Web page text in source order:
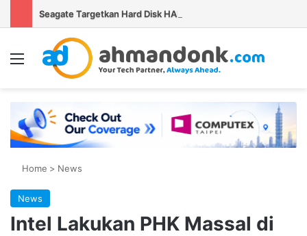
Menu
Home > News
News
Intel Lakukan PHK Massal di